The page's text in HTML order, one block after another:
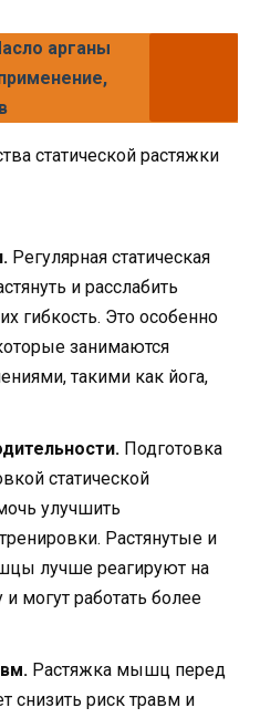
арганы
статической растяжки
Регулярная статическая
и расслабить
гибкость. Это особенно
занимаются
такими как йога,
Подготовка
статической
улучшить
Растянутые и
лучше реагируют на
могут работать более
Растяжка мышц перед
снизить риск травм и